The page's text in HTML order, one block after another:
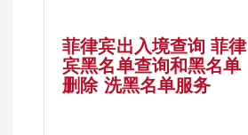
菲律宾出入境查询 菲律
宾黑名单查询和黑名单
删除 洗黑名单服务